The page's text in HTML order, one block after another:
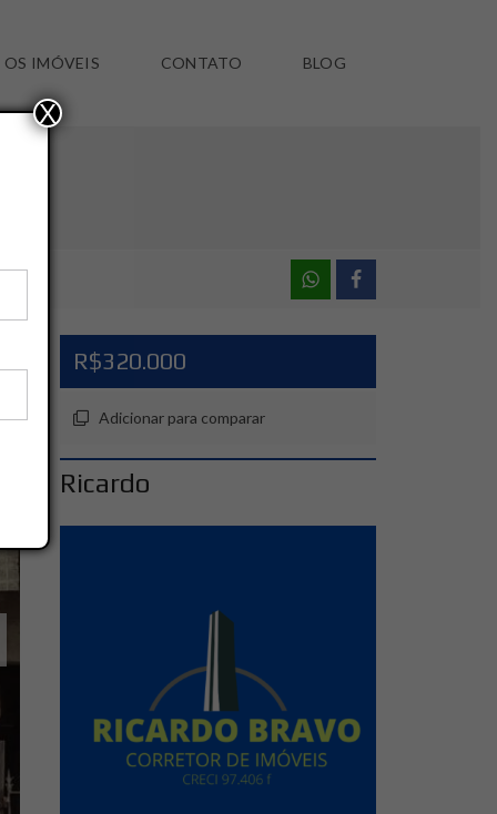
OS IMÓVEIS CONTATO BLOG
R$320.000
Adicionar para comparar
Ricardo
X